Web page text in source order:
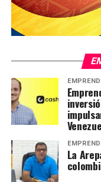
La